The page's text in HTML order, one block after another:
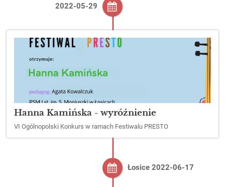
2022-05-29
Hanna Kamińska - wyróżnienie
VI Ogólnopolski Konkurs w ramach Festiwalu PRESTO
Łosice 2022-06-17